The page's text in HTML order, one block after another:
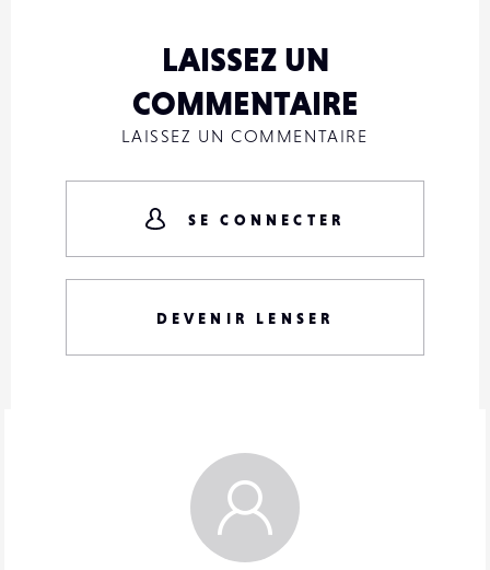
LAISSEZ UN
COMMENTAIRE
LAISSEZ UN COMMENTAIRE
SE CONNECTER
DEVENIR LENSER